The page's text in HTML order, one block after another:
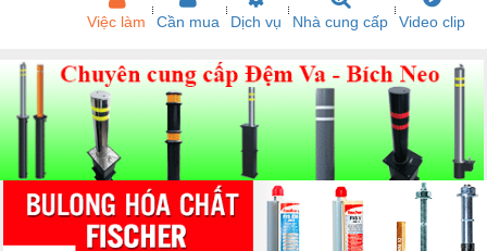
Việc làm Cần mua Dịch vụ Nhà cung cấp Video clip